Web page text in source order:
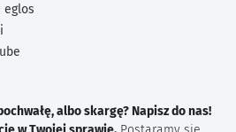
eglos
albo skargę? Napisz do nas!